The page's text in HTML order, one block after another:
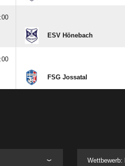
ESV Hönebach
FSG Jossatal
Wettbewerb: